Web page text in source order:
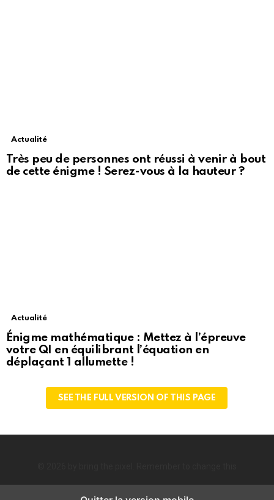
Actualité
Très peu de personnes ont réussi à venir à bout
de cette énigme ! Serez-vous à la hauteur ?
Actualité
Énigme mathématique : Mettez à l’épreuve
votre QI en équilibrant l’équation en
déplaçant 1 allumette !
SEE THE FULL VERSION OF THIS PAGE